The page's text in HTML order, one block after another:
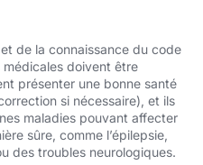
de la connaissance du code
doivent être
présenter une bonne santé
si nécessaire), et ils
maladies pouvant affecter
sûre, comme l’épilepsie,
des troubles neurologiques.